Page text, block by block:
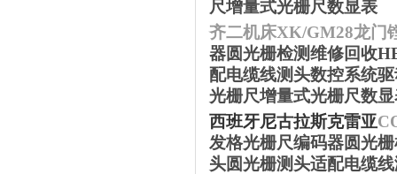
尺增量式光栅尺数显表
齐二机床XK/GM28龙门
器圆光栅检测维修回收
配电缆线测头数控系统
光栅尺增量式光栅尺数
西班牙尼古拉斯克雷亚
发格光栅尺编码器圆光
头圆光栅测头适配电缆